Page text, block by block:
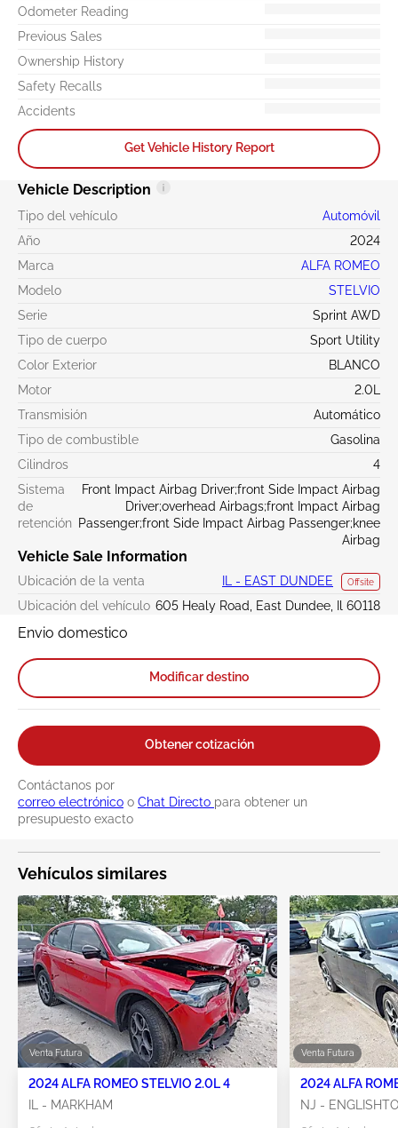
Odometer Reading
Previous Sales
Ownership History
Safety Recalls
Accidents
Get Vehicle History Report
Vehicle Description
Tipo del vehículo
Automóvil
Año
2024
Marca
ALFA ROMEO
Modelo
STELVIO
Serie
Sprint AWD
Tipo de cuerpo
Sport Utility
Color Exterior
BLANCO
Motor
2.0L
Transmisión
Automático
Tipo de combustible
Gasolina
Cilindros
4
Sistema
de
retención
Front Impact Airbag Driver;front Side Impact Airbag
Driver;overhead Airbags;front Impact Airbag
Passenger;front Side Impact Airbag Passenger;knee
Airbag
Vehicle Sale Information
Ubicación de la venta IL - EAST DUNDEE Offsite
Ubicación del vehículo 605 Healy Road, East Dundee, Il 60118
Envio domestico
Modificar destino
Obtener cotización
Contáctanos por
correo electrónico o Chat Directo para obtener un
presupuesto exacto
Vehículos similares
Venta Futura
2024 ALFA ROMEO STELVIO 2.0L 4
IL - MARKHAM
Venta Futura
2024 ALFA
NJ -